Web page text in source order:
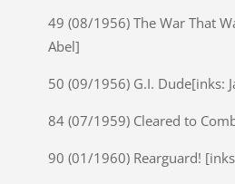
49 (08/1956) The War That
Abel]
50 (09/1956) G.I. Dude[inks:
84 (07/1959) Cleared to
90 (01/1960) Rearguard!